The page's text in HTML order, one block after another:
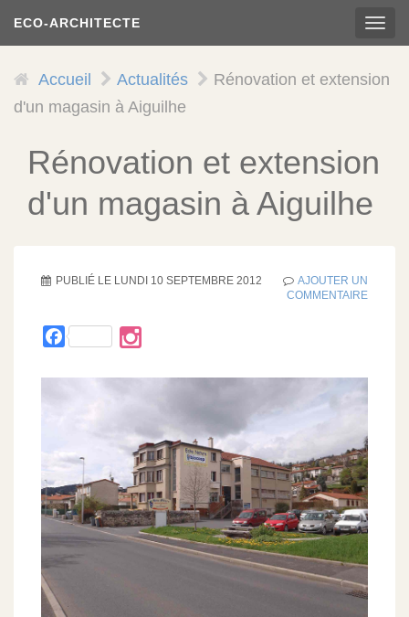
contenu
ECO-ARCHITECTE
Accueil Actualités
Rénovation et extension
d'un magasin à Aiguilhe
Rénovation et extension
d'un magasin à Aiguilhe
PUBLIÉ LE LUNDI 10 SEPTEMBRE 2012
AJOUTER UN
COMMENTAIRE
Facebook